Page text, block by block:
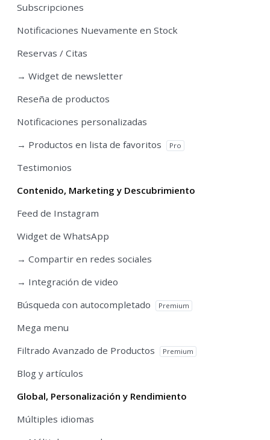
Subscripciones
Notificaciones Nuevamente en Stock
Reservas / Citas
→ Widget de newsletter
Reseña de productos
Notificaciones personalizadas
→ Productos en lista de favoritos
Pro
Testimonios
Contenido, Marketing y Descubrimiento
Feed de Instagram
Widget de WhatsApp
→ Compartir en redes sociales
→ Integración de video
Búsqueda con autocompletado
Premium
Mega menu
Filtrado Avanzado de Productos
Premium
Blog y artículos
Global, Personalización y Rendimiento
Múltiples idiomas